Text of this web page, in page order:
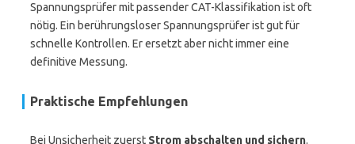
Spannungsprüfer mit passender CAT-Klassifikation ist oft
nötig. Ein berührungsloser Spannungsprüfer ist gut für
schnelle Kontrollen. Er ersetzt aber nicht immer eine
definitive Messung.
Praktische Empfehlungen
Bei Unsicherheit zuerst Strom abschalten und sichern.